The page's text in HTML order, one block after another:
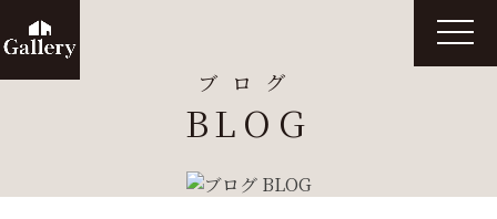
ブログ
BLOG
t
o
g